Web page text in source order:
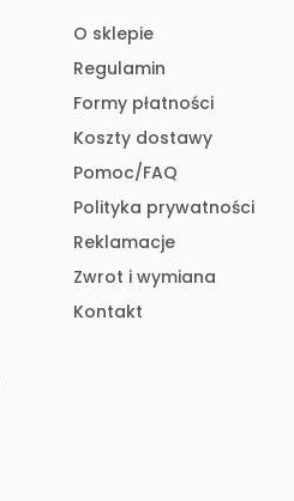
O sklepie
Regulamin
Formy płatności
Koszty dostawy
Pomoc/FAQ
Polityka prywatności
Reklamacje
Zwrot i wymiana
Kontakt